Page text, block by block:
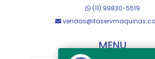
(11) 99830-5519
MENU